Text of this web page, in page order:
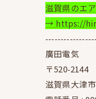
滋賀県のエ
→ https://
廣田電気
〒520-2144
滋賀県大津